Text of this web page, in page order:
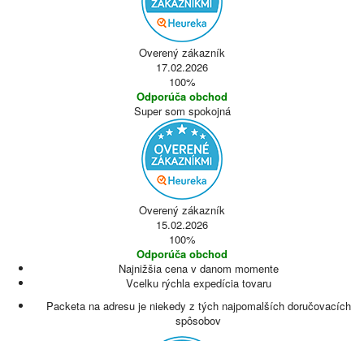
Overený zákazník
17.02.2026
100%
Odporúča obchod
Super som spokojná
Overený zákazník
15.02.2026
100%
Odporúča obchod
Najnižšia cena v danom momente
Vcelku rýchla expedícia tovaru
Packeta na adresu je niekedy z tých najpomalších doručovacích
spôsobov